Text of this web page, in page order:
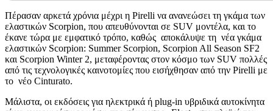
Πέρασαν αρκετά χρόνια μέχρι η Pirelli να ανανεώσει τη γκάμα των
ελαστικών Scorpion, που απευθύνονται σε SUV μοντέλα, και το
έκανε τώρα με εμφατικό τρόπο, καθώς αποκάλυψε τη νέα γκάμα
ελαστικών Scorpion: Summer Scorpion, Scorpion All Season SF2
και Scorpion Winter 2, μεταφέροντας στον κόσμο των SUV πολλές
από τις τεχνολογικές καινοτομίες που εισήχθησαν από την Pirelli με
το νέο Cinturato.
Μάλιστα, οι εκδόσεις για ηλεκτρικά ή plug-in υβριδικά αυτοκίνητα